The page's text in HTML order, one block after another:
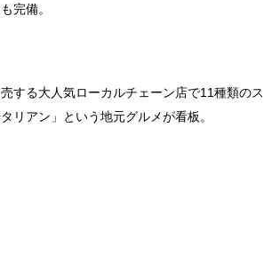
完備。
する大人気ローカルチェーン店で11種類のス
リアン」という地元グルメが看板。